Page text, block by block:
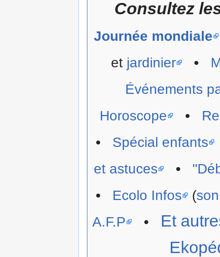
Consultez
Journée mondiale
et jardinier •
Événements
Horoscope
•
•
Spécial enfants
et astuces
•
•
Ecolo Infos (
A.F.P
•
Et